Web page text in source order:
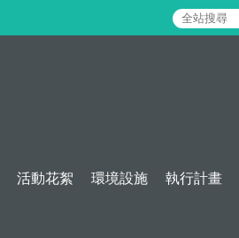
活動花絮 環境設施 執行計畫